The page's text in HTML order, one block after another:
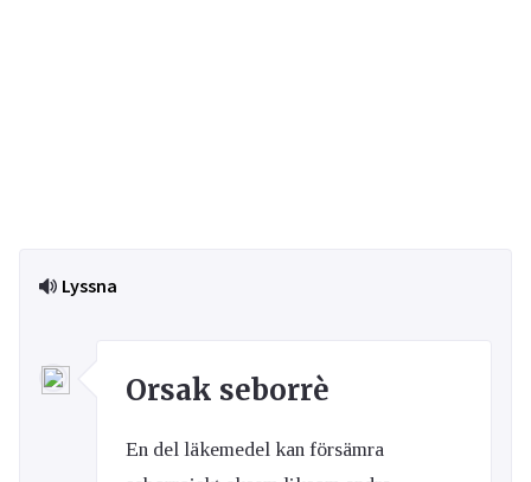
Lyssna
Orsak seborrè
En del läkemedel kan försämra